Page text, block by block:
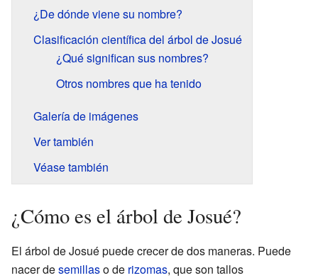
¿De dónde viene su nombre?
Clasificación científica del árbol de Josué
¿Qué significan sus nombres?
Otros nombres que ha tenido
Galería de imágenes
Ver también
Véase también
¿Cómo es el árbol de Josué?
El árbol de Josué puede crecer de dos maneras. Puede
nacer desemillaso de rizomas, que son tallos